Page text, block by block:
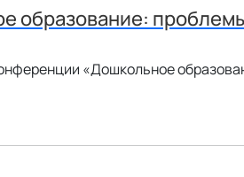
образование:
«Дошкольное